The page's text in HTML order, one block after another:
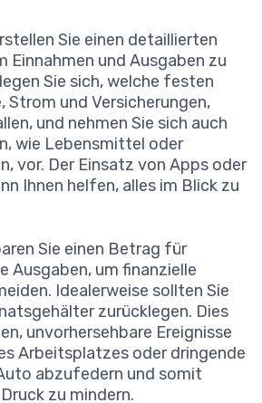
Sie einen detaillierten
Einnahmen und Ausgaben zu
Sie sich, welche festen
Strom und Versicherungen,
und nehmen Sie sich auch
wie Lebensmittel oder
vor. Der Einsatz von Apps oder
Ihnen helfen, alles im Blick zu
Sie einen Betrag für
Ausgaben, um finanzielle
Idealerweise sollten Sie
zurücklegen. Dies
unvorhersehbare Ereignisse
Arbeitsplatzes oder dringende
abzufedern und somit
zu mindern.